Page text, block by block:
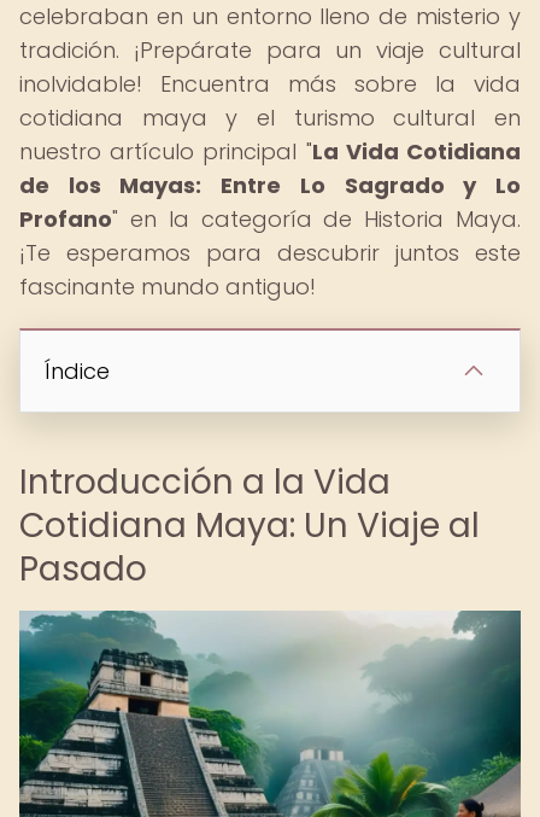
celebraban en un entorno lleno de misterio y
tradición. ¡Prepárate para un viaje cultural
inolvidable! Encuentra más sobre la vida
cotidiana maya y el turismo cultural en
nuestro artículo principal "La Vida Cotidiana
de los Mayas: Entre Lo Sagrado y Lo
Profano" en la categoría de Historia Maya.
¡Te esperamos para descubrir juntos este
fascinante mundo antiguo!
Índice
Introducción a la Vida
Cotidiana Maya: Un Viaje al
Pasado